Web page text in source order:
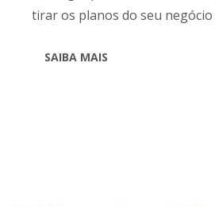
tirar os planos do seu negócio
SAIBA MAIS